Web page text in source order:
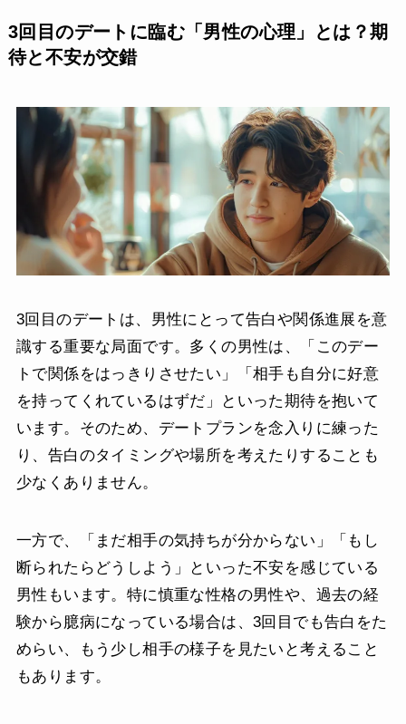
3回目のデートに臨む「男性の心理」とは？期
待と不安が交錯
3回目のデートは、男性にとって告白や関係進展を意
識する重要な局面です。多くの男性は、「このデー
トで関係をはっきりさせたい」「相手も自分に好意
を持ってくれているはずだ」といった期待を抱いて
います。そのため、デートプランを念入りに練った
り、告白のタイミングや場所を考えたりすることも
少なくありません。
一方で、「まだ相手の気持ちが分からない」「もし
断られたらどうしよう」といった不安を感じている
男性もいます。特に慎重な性格の男性や、過去の経
験から臆病になっている場合は、3回目でも告白をた
めらい、もう少し相手の様子を見たいと考えること
もあります。